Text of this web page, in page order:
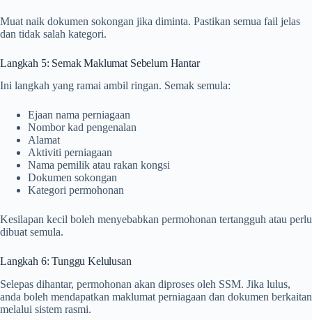
Muat naik dokumen sokongan jika diminta. Pastikan semua fail jelas
dan tidak salah kategori.
Langkah 5: Semak Maklumat Sebelum Hantar
Ini langkah yang ramai ambil ringan. Semak semula:
Ejaan nama perniagaan
Nombor kad pengenalan
Alamat
Aktiviti perniagaan
Nama pemilik atau rakan kongsi
Dokumen sokongan
Kategori permohonan
Kesilapan kecil boleh menyebabkan permohonan tertangguh atau perlu
dibuat semula.
Langkah 6: Tunggu Kelulusan
Selepas dihantar, permohonan akan diproses oleh SSM. Jika lulus,
anda boleh mendapatkan maklumat perniagaan dan dokumen berkaitan
melalui sistem rasmi.